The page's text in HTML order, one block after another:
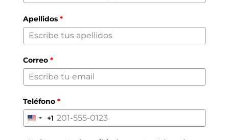
Apellidos *
Correo *
Teléfono *
United
+1